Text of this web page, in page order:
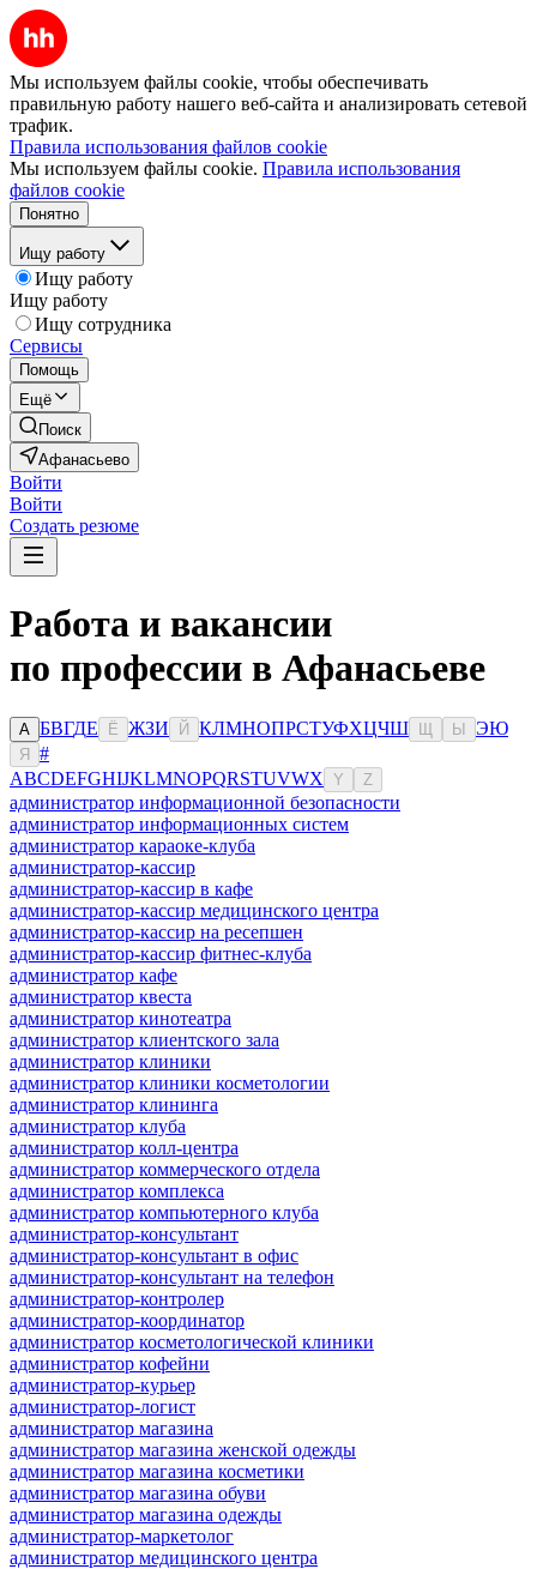
Мы используем файлы cookie, чтобы обеспечивать
правильную работу нашего веб-сайта и анализировать сетевой
трафик.
Правила использования файлов cookie
Мы используем файлы cookie. Правила использования
файлов cookie
Понятно
Ищу работу
Ищу работу
Ищу работу
Ищу сотрудника
Сервисы
Помощь
Ещё
Поиск
Афанасьево
Войти
Войти
Создать резюме
Работа и вакансии
по профессии в Афанасьеве
А БВГДЕ Ё ЖЗИ Й КЛМНОПРСТУФХЦЧШ Ы ЭЮ
Я
#
ABCDEFGHIJKLMNOPQRSTUVWX Y Z
администратор информационной безопасности
администратор информационных систем
администратор караоке-клуба
администратор-кассир
администратор-кассир в кафе
администратор-кассир медицинского центра
администратор-кассир на ресепшен
администратор-кассир фитнес-клуба
администратор кафе
администратор квеста
администратор кинотеатра
администратор клиентского зала
администратор клиники
администратор клиники косметологии
администратор клининга
администратор клуба
администратор колл-центра
администратор коммерческого отдела
администратор комплекса
администратор компьютерного клуба
администратор-консультант
администратор-консультант в офис
администратор-консультант на телефон
администратор-контролер
администратор-координатор
администратор косметологической клиники
администратор кофейни
администратор-курьер
администратор-логист
администратор магазина
администратор магазина женской одежды
администратор магазина косметики
администратор магазина обуви
администратор магазина одежды
администратор-маркетолог
администратор медицинского центра